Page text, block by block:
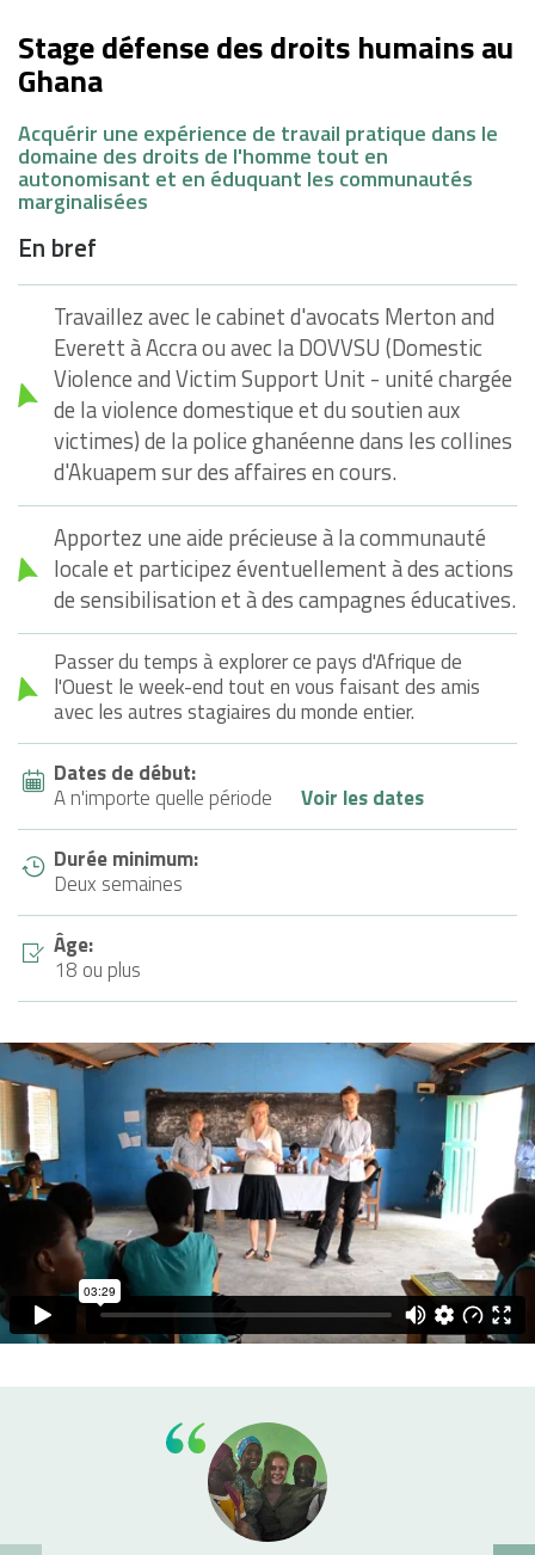
Stage défense des droits humains au
Ghana
Acquérir une expérience de travail pratique dans le
domaine des droits de l'homme tout en
autonomisant et en éduquant les communautés
marginalisées
En bref
Travaillez avec le cabinet d'avocats Merton and
Everett à Accra ou avec la DOVVSU (Domestic
Violence and Victim Support Unit - unité chargée
de la violence domestique et du soutien aux
victimes) de la police ghanéenne dans les collines
d'Akuapem sur des affaires en cours.
Apportez une aide précieuse à la communauté
locale et participez éventuellement à des actions
de sensibilisation et à des campagnes éducatives.
Passer du temps à explorer ce pays d'Afrique de
l'Ouest le week-end tout en vous faisant des amis
avec les autres stagiaires du monde entier.
Dates de début:
A n'importe quelle période
Voir les dates
Durée minimum:
Deux semaines
Âge:
18 ou plus